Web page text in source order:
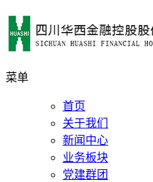
菜单
首页
关于我们
新闻中心
业务板块
党建群团